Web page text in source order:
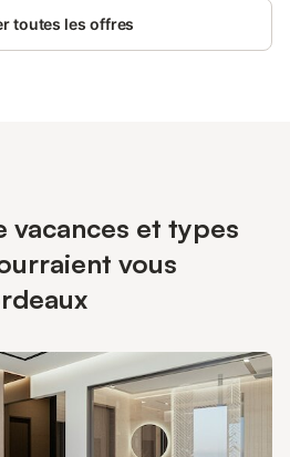
toutes les offres
vacances et types
vous